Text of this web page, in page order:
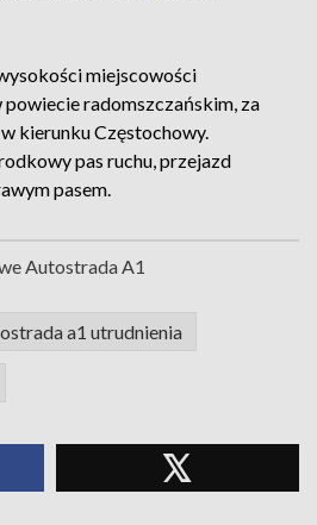
miejscowości
radomszczańskim, za
kierunku Częstochowy.
pas ruchu, przejazd
pasem.
Autostrada A1
a1 utrudnienia